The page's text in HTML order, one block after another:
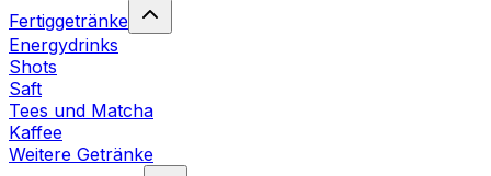
Fertiggetränke
Energydrinks
Shots
Saft
Tees und Matcha
Kaffee
Weitere Getränke